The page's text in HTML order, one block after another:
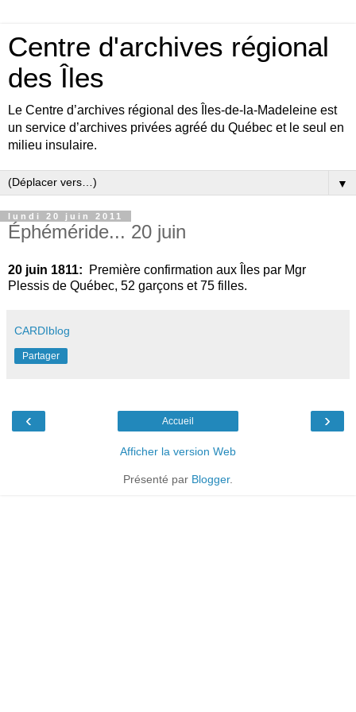
Centre d'archives régional
des Îles
Le Centre d’archives régional des Îles-de-la-Madeleine est
un service d’archives privées agréé du Québec et le seul en
milieu insulaire.
▼
lundi 20 juin 2011
Éphéméride... 20 juin
20 juin 1811: Première confirmation aux Îles par Mgr
Plessis de Québec, 52 garçons et 75 filles.
CARDIblog
Partager
‹ ›
Accueil
Afficher la version Web
Présenté par Blogger.